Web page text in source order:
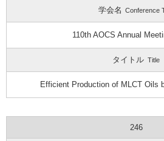
学会名 Conference
110th AOCS Annual
タイトル Title
Efficient Production of MLCT Oils
246